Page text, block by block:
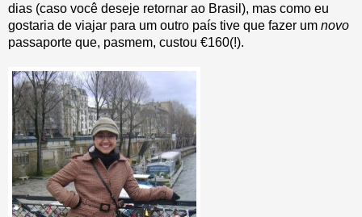
dias (caso você deseje retornar ao Brasil), mas como eu
gostaria de viajar para um outro país tive que fazer um novo
passaporte que, pasmem, custou €160(!).